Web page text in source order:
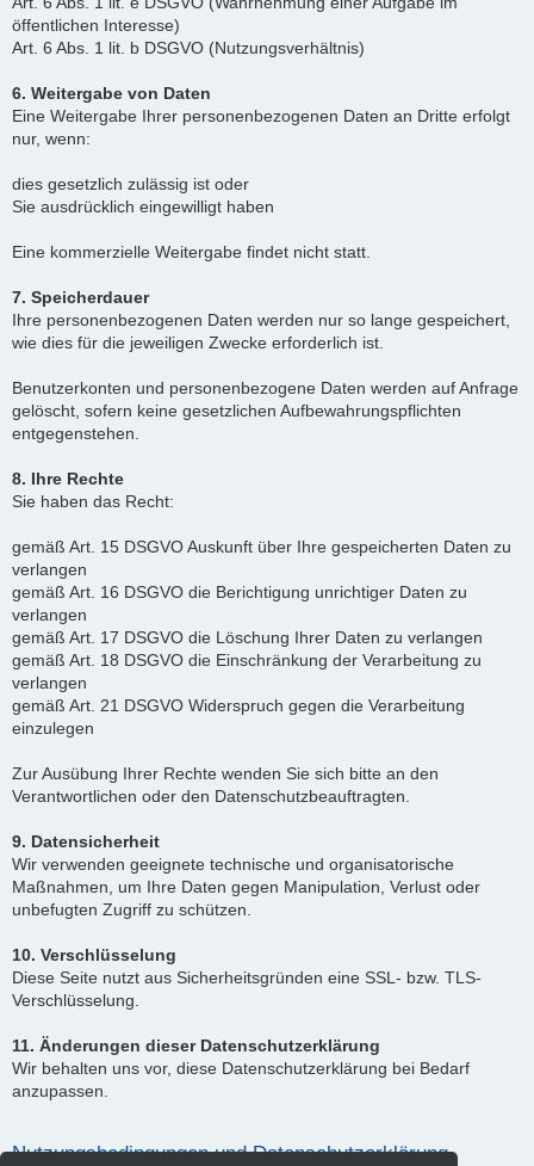
öffentlichen Interesse)
Art. 6 Abs. 1 lit. b DSGVO (Nutzungsverhältnis)
6. Weitergabe von Daten
Eine Weitergabe Ihrer personenbezogenen Daten an Dritte erfolgt
nur, wenn:
dies gesetzlich zulässig ist oder
Sie ausdrücklich eingewilligt haben
Eine kommerzielle Weitergabe findet nicht statt.
7. Speicherdauer
Ihre personenbezogenen Daten werden nur so lange gespeichert,
wie dies für die jeweiligen Zwecke erforderlich ist.
Benutzerkonten und personenbezogene Daten werden auf Anfrage
gelöscht, sofern keine gesetzlichen Aufbewahrungspflichten
entgegenstehen.
8. Ihre Rechte
Sie haben das Recht:
gemäß Art. 15 DSGVO Auskunft über Ihre gespeicherten Daten zu
verlangen
gemäß Art. 16 DSGVO die Berichtigung unrichtiger Daten zu
verlangen
gemäß Art. 17 DSGVO die Löschung Ihrer Daten zu verlangen
gemäß Art. 18 DSGVO die Einschränkung der Verarbeitung zu
verlangen
gemäß Art. 21 DSGVO Widerspruch gegen die Verarbeitung
einzulegen
Zur Ausübung Ihrer Rechte wenden Sie sich bitte an den
Verantwortlichen oder den Datenschutzbeauftragten.
9. Datensicherheit
Wir verwenden geeignete technische und organisatorische
Maßnahmen, um Ihre Daten gegen Manipulation, Verlust oder
unbefugten Zugriff zu schützen.
10. Verschlüsselung
Diese Seite nutzt aus Sicherheitsgründen eine SSL- bzw. TLS-
Verschlüsselung.
11. Änderungen dieser Datenschutzerklärung
Wir behalten uns vor, diese Datenschutzerklärung bei Bedarf
anzupassen.
Nutzungsbedingungen und Datenschutzerklärung